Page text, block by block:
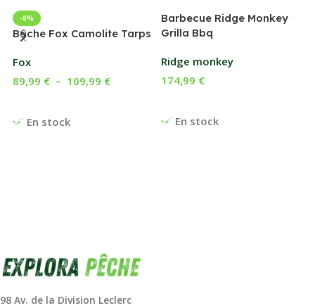
-8%
Bâche Fox Camolite Tarps
Fox
En stock
89,99 € – 109,99 €
Barbecue Ridge Monkey
Grilla Bbq
Ridge monkey
En stock
174,99 €
98 Av. de la Division Leclerc